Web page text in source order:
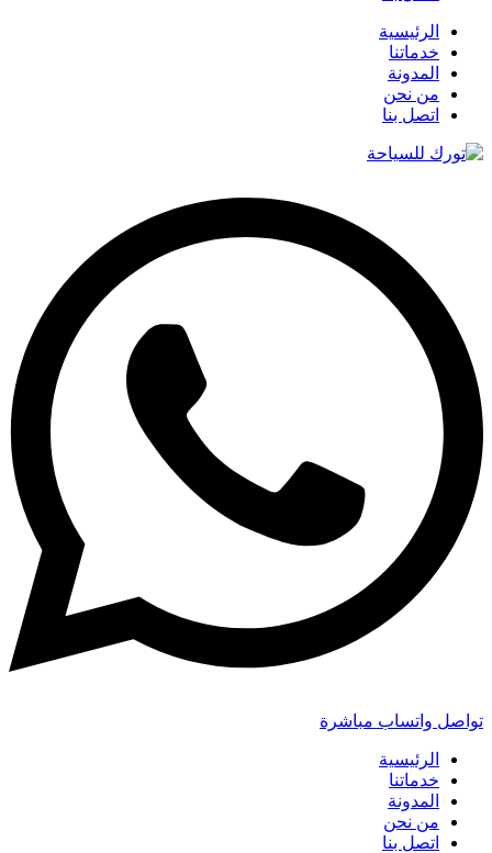
الرئيسية
خدماتنا
المدونة
من نحن
اتصل بنا
تواصل واتساب مباشرة
الرئيسية
خدماتنا
المدونة
من نحن
اتصل بنا